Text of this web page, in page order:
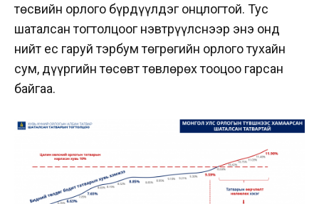
төсвийн орлого бүрдүүлдэг онцлогтой. Тус
шаталсан тогтолцоог нэвтрүүлснээр энэ онд
нийт ес гаруй тэрбум төгрөгийн орлого тухайн
сум, дүүргийн төсөвт төвлөрөх тооцоо гарсан
байгаа.